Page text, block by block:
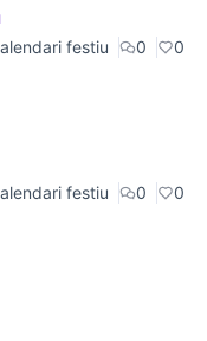
festiu 0 0
festiu 0 0